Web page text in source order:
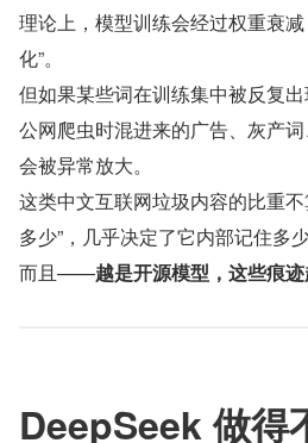
理论上，模型训练会经过权重衰
化”。
但如果某些词在训练集中被反复
公网爬虫时混进来的广告、灰产
会被异常放大。
这类中文互联网垃圾内容的比重
多少”，几乎决定了它内部记住多少
而且——越是开源模型，这些痕迹
DeepSeek 做得